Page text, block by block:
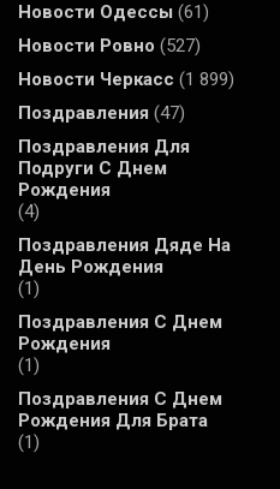
Новости Одессы (61)
Новости Ровно (527)
Новости Черкасс (1 899)
Поздравления (47)
Поздравления Для
Подруги С Днем
Рождения
(4)
Поздравления Дяде На
День Рождения
(1)
Поздравления С Днем
Рождения
(1)
Поздравления С Днем
Рождения Для Брата
(1)